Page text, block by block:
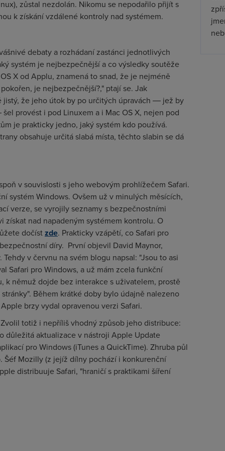
zůstal nezdolán. Nikomu se nepodařilo přijít s
k získání vzdálené kontroly nad systémem.
debaty a rozhádaní zastánci jednotlivých
systém je nejbezpečnější a co výsledky soutěže
X od Applu, znamená to snad, že je nejméně
je nejbezpečnější?," ptají se. Jak
že jeho útok by po určitých úpravách ― jež by
šel provést i pod Linuxem a i Mac OS X, nejen pod
je prakticky jedno, jaký systém kdo používá.
obsahuje určitá slabá místa, těchto slabin se dá
v souvislosti s jeho webovým prohlížečem Safari.
systém Windows. Ovšem už v minulých měsících,
verze, se vyrojily seznamy s bezpečnostními
nad napadeným systémem kontrolu. O
dočístzde. Prakticky vzápětí, co Safari pro
díry. První objevil David Maynor,
v červnu na svém blogu napsal: "Jsou to asi
Safari pro Windows, a už mám zcela funkční
k němuž dojde bez interakce s uživatelem, prostě
Během krátké doby bylo údajně nalezeno
brzy vydal opravenou verzi Safari.
totiž i nepříliš vhodný způsob jeho distribuce:
aktualizace v nástroji Apple Update
pro Windows (iTunes a QuickTime). Zhruba půl
Šéf Mozilly (z jejíž dílny pochází i konkurenční
distribuuje Safari, "hraničí s praktikami šíření